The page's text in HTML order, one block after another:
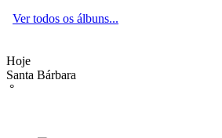
Ver todos os álbuns...
Hoje
Santa Bárbara
°